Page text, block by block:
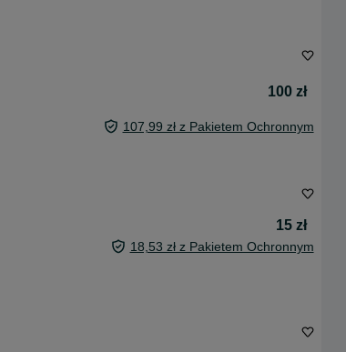
100 zł
107,99 zł z Pakietem Ochronnym
15 zł
18,53 zł z Pakietem Ochronnym